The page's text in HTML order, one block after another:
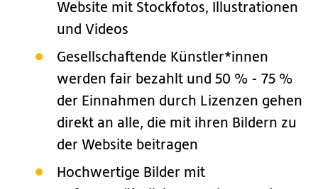
Website mit Stockfotos, Illustrationen
und Videos
Gesellschaftende Künstler*innen
werden fair bezahlt und 50 % - 75 %
der Einnahmen durch Lizenzen gehen
direkt an alle, die mit ihren Bildern zu
der Website beitragen
Hochwertige Bilder mit